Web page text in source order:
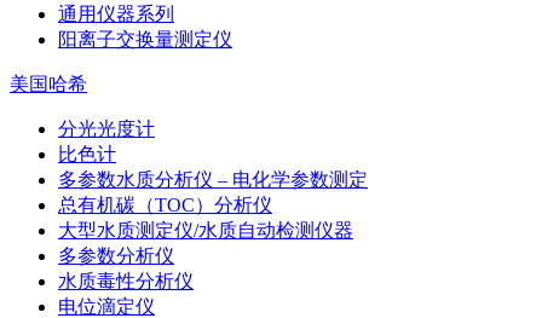
通用仪器系列
阳离子交换量测定仪
美国哈希
分光光度计
比色计
多参数水质分析仪 – 电化学参数测定
总有机碳（TOC）分析仪
大型水质测定仪/水质自动检测仪器
多参数分析仪
水质毒性分析仪
电位滴定仪